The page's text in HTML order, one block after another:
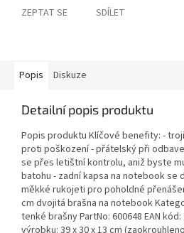
ZEPTAT SE SDÍLET
Popis Diskuze
Detailní popis produktu
Popis produktu Klíčové benefity: -
proti poškození - přátelský při
se přes letištní kontrolu, aniž byste
batohu - zadní kapsa na notebook se
měkké rukojeti pro poholdné
cm dvojitá brašna na notebook
tenké brašny PartNo: 600648 EAN